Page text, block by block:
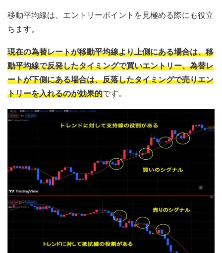
移動平均線は、エントリーポイントを見極める際にも役立
ちます。
現在の為替レートが移動平均線より上側にある場合は、移
動平均線で反発したタイミングで買いエントリー、為替レ
ートが下側にある場合は、反落したタイミングで売りエン
トリーを入れるのが効果的です。